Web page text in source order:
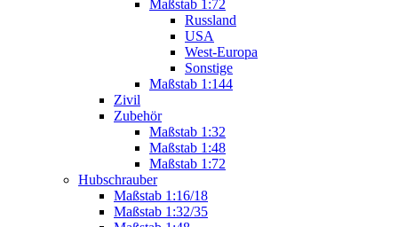
Maßstab 1:72
Russland
USA
West-Europa
Sonstige
Maßstab 1:144
Zivil
Zubehör
Maßstab 1:32
Maßstab 1:48
Maßstab 1:72
Hubschrauber
Maßstab 1:16/18
Maßstab 1:32/35